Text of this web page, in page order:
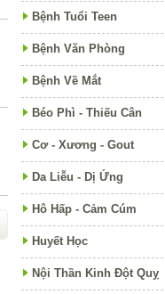
Bệnh Tuổi Teen
Bệnh Văn Phòng
Bệnh Về Mắt
Béo Phì - Thiếu Cân
Cơ - Xương - Gout
Da Liễu - Dị Ứng
Hô Hấp - Cảm Cúm
Huyết Học
Nội Thần Kinh Đột Quỵ